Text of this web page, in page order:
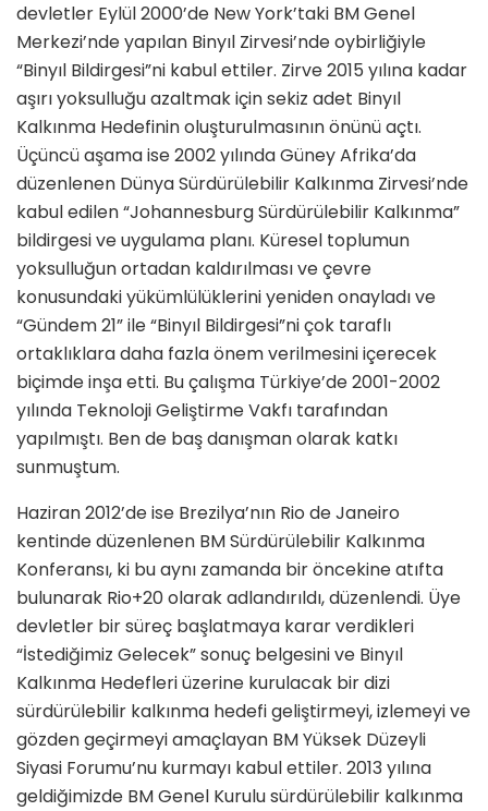
devletler Eylül 2000’de New York’taki BM Genel
Merkezi’nde yapılan Binyıl Zirvesi’nde oybirliğiyle
“Binyıl Bildirgesi”ni kabul ettiler. Zirve 2015 yılına kadar
aşırı yoksulluğu azaltmak için sekiz adet Binyıl
Kalkınma Hedefinin oluşturulmasının önünü açtı.
Üçüncü aşama ise 2002 yılında Güney Afrika’da
düzenlenen Dünya Sürdürülebilir Kalkınma Zirvesi’nde
kabul edilen “Johannesburg Sürdürülebilir Kalkınma”
bildirgesi ve uygulama planı. Küresel toplumun
yoksulluğun ortadan kaldırılması ve çevre
konusundaki yükümlülüklerini yeniden onayladı ve
“Gündem 21” ile “Binyıl Bildirgesi”ni çok taraflı
ortaklıklara daha fazla önem verilmesini içerecek
biçimde inşa etti. Bu çalışma Türkiye’de 2001-2002
yılında Teknoloji Geliştirme Vakfı tarafından
yapılmıştı. Ben de baş danışman olarak katkı
sunmuştum.
Haziran 2012’de ise Brezilya’nın Rio de Janeiro
kentinde düzenlenen BM Sürdürülebilir Kalkınma
Konferansı, ki bu aynı zamanda bir öncekine atıfta
bulunarak Rio+20 olarak adlandırıldı, düzenlendi. Üye
devletler bir süreç başlatmaya karar verdikleri
“İstediğimiz Gelecek” sonuç belgesini ve Binyıl
Kalkınma Hedefleri üzerine kurulacak bir dizi
sürdürülebilir kalkınma hedefi geliştirmeyi, izlemeyi ve
gözden geçirmeyi amaçlayan BM Yüksek Düzeyli
Siyasi Forumu’nu kurmayı kabul ettiler. 2013 yılına
geldiğimizde BM Genel Kurulu sürdürülebilir kalkınma